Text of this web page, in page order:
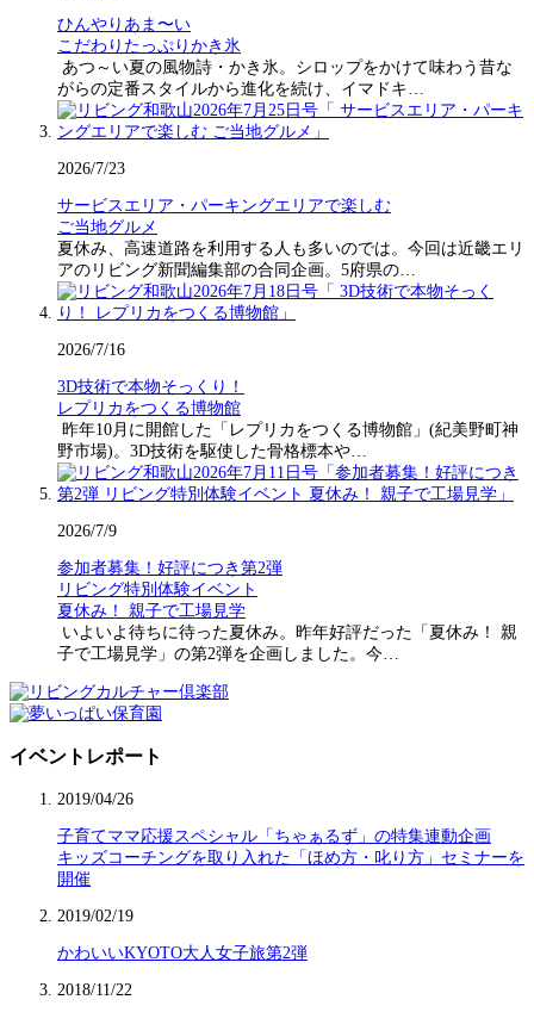
ひんやりあま〜い
こだわりたっぷりかき氷
あつ～い夏の風物詩・かき氷。シロップをかけて味わう昔な
がらの定番スタイルから進化を続け、イマドキ…
2026/7/23
サービスエリア・パーキングエリアで楽しむ
ご当地グルメ
夏休み、高速道路を利用する人も多いのでは。今回は近畿エリ
アのリビング新聞編集部の合同企画。5府県の…
2026/7/16
3D技術で本物そっくり！
レプリカをつくる博物館
昨年10月に開館した「レプリカをつくる博物館」(紀美野町神
野市場)。3D技術を駆使した骨格標本や…
2026/7/9
参加者募集！好評につき第2弾
リビング特別体験イベント
夏休み！ 親子で工場見学
いよいよ待ちに待った夏休み。昨年好評だった「夏休み！ 親
子で工場見学」の第2弾を企画しました。今…
イベントレポート
2019/04/26
子育てママ応援スペシャル「ちゃぁるず」の特集連動企画
キッズコーチングを取り入れた「ほめ方・叱り方」セミナーを
開催
2019/02/19
かわいいKYOTO大人女子旅第2弾
2018/11/22